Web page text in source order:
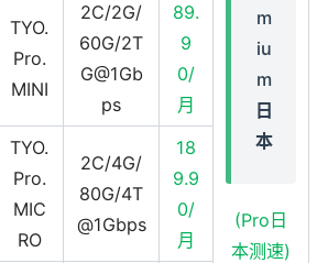
m
iu
m
日
本
(Pro日
本测速)
TYO.
Pro.
MINI
2C/2G/
60G/2T
G@1Gb
ps
89.
9
0/
月
TYO.
Pro.
MIC
RO
2C/4G/
80G/4T
@1Gbps
18
9.9
0/
月